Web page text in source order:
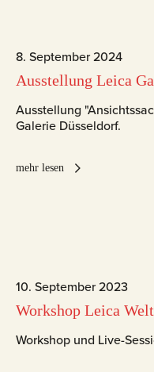
8. September 2024
Ausstellung Leica
Ausstellung
Galerie Düsseldorf.
mehr lesen
10. September 2023
Workshop Leica Welt
Workshop und Live-